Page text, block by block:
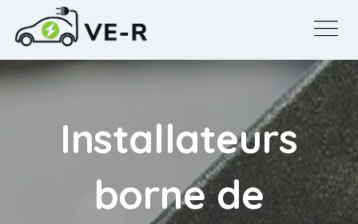
Installateurs
borne de